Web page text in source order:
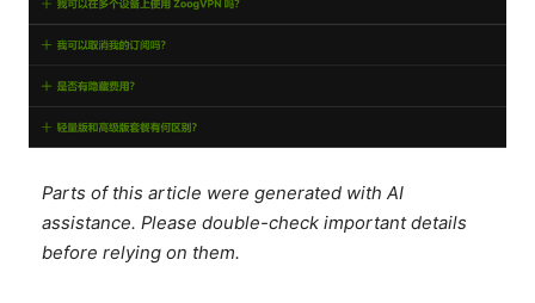
Parts of this article were generated with AI
assistance. Please double-check important details
before relying on them.